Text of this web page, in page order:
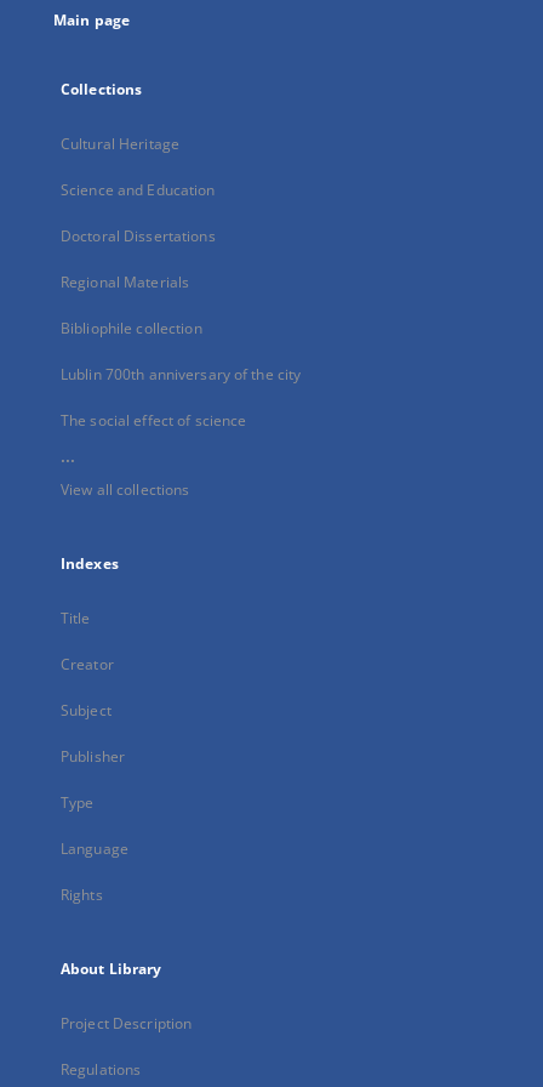
Main page
Collections
Cultural Heritage
Science and Education
Doctoral Dissertations
Regional Materials
Bibliophile collection
Lublin 700th anniversary of the city
The social effect of science
...
View all collections
Indexes
Title
Creator
Subject
Publisher
Type
Language
Rights
About Library
Project Description
Regulations